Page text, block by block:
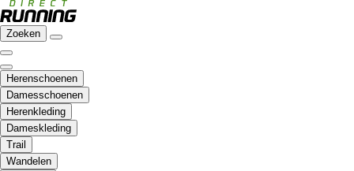
Zoeken
Herenschoenen
Damesschoenen
Herenkleding
Dameskleding
Trail
Wandelen